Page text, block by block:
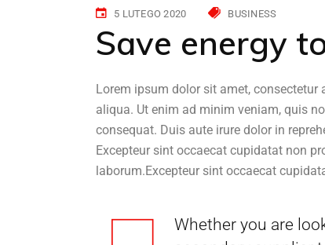
5 LUTEGO 2020 BUSINESS
Save energy
Lorem ipsum dolor sit amet,
aliqua. Ut enim ad minim veniam, quis
consequat. Duis aute irure dolor in
Excepteur sint occaecat cupidatat non
laborum.Excepteur sint occaecat
Whether you are